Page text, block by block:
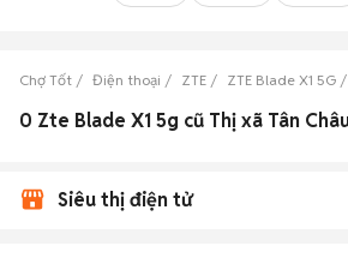
Chợ Tốt Điện thoại ZTE ZTE Blade X1 5G
0 Zte Blade X1 5g cũ Thị xã Tân
Siêu thị điện tử